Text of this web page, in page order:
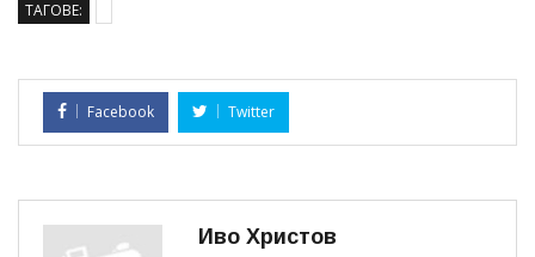
ТАГОВЕ:
Facebook Twitter
Иво Христов